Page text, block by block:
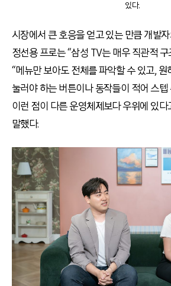
있다.
시장에서 큰 호응을 얻고 있는 만큼 개발
정선용 프로는 “삼성 TV는 매우 직관적
“메뉴만 보아도 전체를 파악할 수 있고, 원
눌러야 하는 버튼이나 동작들이 적어 스텝
이런 점이 다른 운영체제보다 우위에 있다
말했다.